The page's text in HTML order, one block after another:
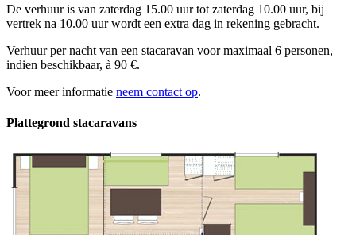
De verhuur is van zaterdag 15.00 uur tot zaterdag 10.00 uur, bij
vertrek na 10.00 uur wordt een extra dag in rekening gebracht.
Verhuur per nacht van een stacaravan voor maximaal 6 personen,
indien beschikbaar, à 90 €.
Voor meer informatie neem contact op.
Plattegrond stacaravans